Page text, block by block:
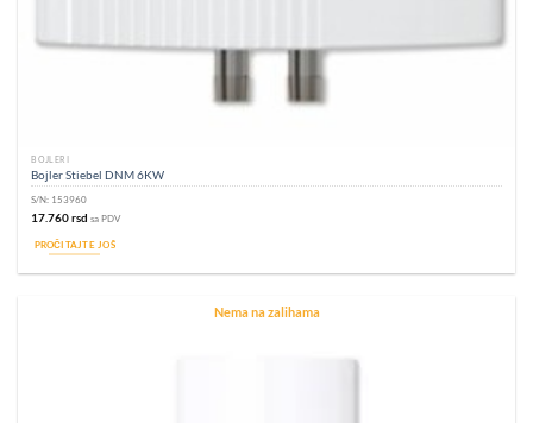
BOJLERI
Bojler Stiebel DNM 6KW
S/N: 153960
17.760rsd sa PDV
PROČITAJTE JOŠ
Nema na zalihama